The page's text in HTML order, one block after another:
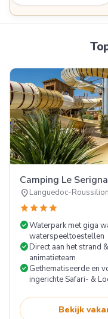
Camping Le
location_onLanguedoc-Roussilion
starstarstarstar
check_circleWaterpark met giga
waterspeeltoestellen
check_circleDirect aan het strand
animatieteam
check_circleGethematiseerde en
ingerichte Safari- &
Bekijk